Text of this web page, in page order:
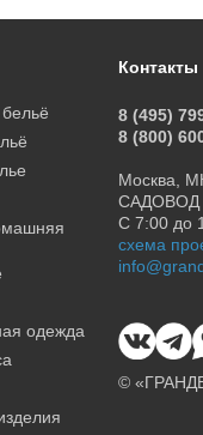
одежда
Контакты
8 (495)
8 (800)
Москва,
САДОВОД
С 7:00 до
схема
©